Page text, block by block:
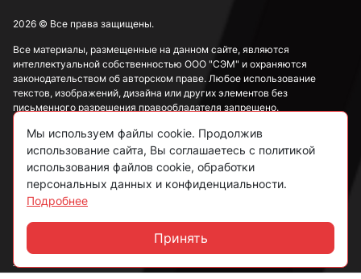
М5
М8
Все материалы, размещенные на данном сайте, являются
интеллектуальной собственностью ООО "СЭМ" и охраняются
законодательством об авторском праве. Любое использование
текстов, изображений, дизайна или других элементов без
письменного разрешения правообладателя запрещено.
Информация, представленная на сайте, носит исключительно
ознакомительный характер и не может рассматриваться как
публичная оферта в соответствии со ст. 437 ГК РФ.
Политика конфиденциальности
Согласие на обработку данных
Пользовательское соглашение
2026 © Все права защищены.
Мы используем файлы cookie. Продолжив
использование сайта, Вы соглашаетесь с политикой
использования файлов cookie, обработки
персональных данных и конфиденциальности.
Подробнее
Принять
Чат